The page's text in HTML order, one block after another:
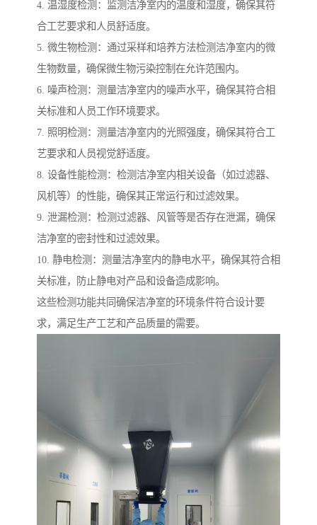
4. 温湿度检测：监测洁净室内的温度和湿度，确保其符
合工艺要求和人员舒适度。
5. 微生物检测：通过采样和培养方法检测洁净室内的微
生物数量，确保微生物污染控制在允许范围内。
6. 噪声检测：测量洁净室内的噪声水平，确保其符合相
关标准和人员工作环境要求。
7. 照明检测：测量洁净室内的光照强度，确保其符合工
艺要求和人员视觉舒适度。
8. 设备性能检测：检测洁净室内相关设备（如过滤器、
风机等）的性能，确保其正常运行和过滤效果。
9. 泄漏检测：检测过滤器、风管等是否存在泄漏，确保
洁净室的密封性和过滤效果。
10. 静电检测：测量洁净室内的静电水平，确保其符合相
关标准，防止静电对产品和设备造成影响。
这些检测功能共同确保洁净室的环境条件符合设计要
求，满足生产工艺和产品质量的需要。